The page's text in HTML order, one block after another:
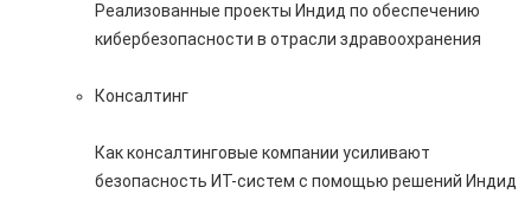
Реализованные проекты Индид по обеспечению
кибербезопасности в отрасли здравоохранения
Консалтинг
Как консалтинговые компании усиливают
безопасность ИТ-систем с помощью решений Индид